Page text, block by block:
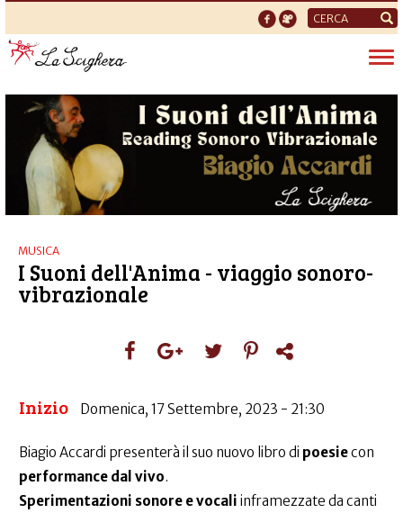
Form
di
ricerca
MUSICA
I Suoni dell'Anima - viaggio sonoro-
vibrazionale
Inizio Domenica, 17 Settembre, 2023 - 21:30
Biagio Accardi presenterà il suo nuovo libro di poesiecon
performance dal vivo.
Sperimentazioni sonore e vocali inframezzate da canti